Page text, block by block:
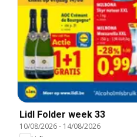
Lidl Folder week 33
10/08/2026- 14/08/2026